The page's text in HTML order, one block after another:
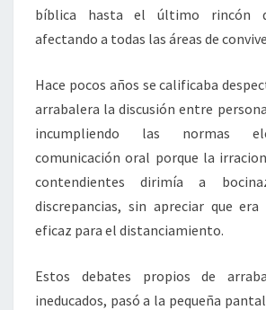
bíblica hasta el último rincón
afectando a todas las áreas de
Hace pocos años se calificaba
arrabalera la discusión entre
incumpliendo las normas
comunicación oral porque la
contendientes dirimía a
discrepancias, sin apreciar que
eficaz para el distanciamiento.
Estos debates propios de
ineducados, pasó a la pequeña